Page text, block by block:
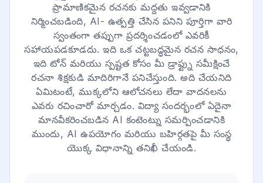
ప్రామాణికమైన రచనకు మద్దతు ఇవ్వడానికి
నిర్మించబడింది, AI- ఉత్పత్తి చేసిన పనిని పూర్తిగా వారి
స్వంతంగా తప్పుగా ప్రదర్శించడంలో ఎవరికీ
సహాయపడకూడదు. ఇది ఒక చట్టబద్ధమైన రచన సాధనం,
ఇది టోన్ మరియు స్పష్టత కోసం మీ డ్రాఫ్ట్ను సమీక్షించే
రచనా శిక్షకుడి మాదిరిగానే పనిచేస్తుంది. అది చేయనిది
ఏమిటంటే, ముక్కలోని ఆలోచనలు లేదా వాదనలను
ఎవరు రచించారో మార్చడం. విద్యా సందర్భంలో ఏదైనా
మానవీకరించబడిన AI కంటెంట్ను సమర్పించడానికి
ముందు, AI ఉపయోగం మరియు బహిర్గతపై మీ సంస్థ
యొక్క విధానాన్ని తనిఖీ చేయండి.